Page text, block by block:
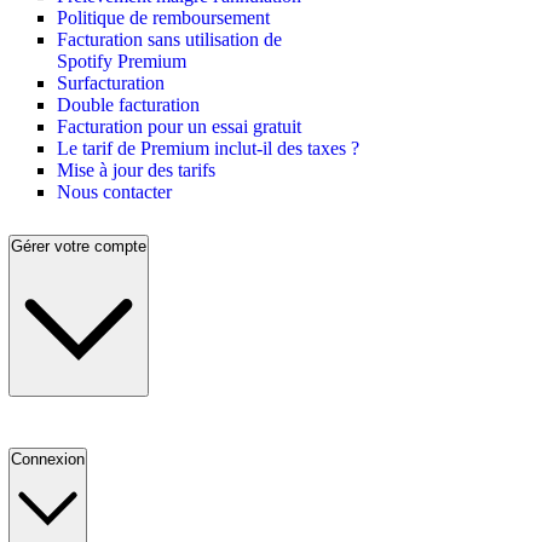
Politique de remboursement
Facturation sans utilisation de
Spotify Premium
Surfacturation
Double facturation
Facturation pour un essai gratuit
Le tarif de Premium inclut-il des taxes ?
Mise à jour des tarifs
Nous contacter
Gérer votre compte
Connexion